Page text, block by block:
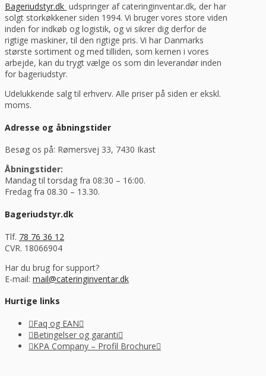
Bageriudstyr.dk udspringer af cateringinventar.dk, der har
solgt storkøkkener siden 1994. Vi bruger vores store viden
inden for indkøb og logistik, og vi sikrer dig derfor de
rigtige maskiner, til den rigtige pris. Vi har Danmarks
største sortiment og med tilliden, som kernen i vores
arbejde, kan du trygt vælge os som din leverandør inden
for bageriudstyr.
Udelukkende salg til erhverv. Alle priser på siden er ekskl.
moms.
Adresse og åbningstider
Besøg os på: Rømersvej 33, 7430 Ikast
Åbningstider:
Mandag til torsdag fra 08:30 – 16:00.
Fredag fra 08.30 – 13.30.
Bageriudstyr.dk
Tlf. 78 76 36 12
CVR. 18066904
Har du brug for support?
E-mail: mail@cateringinventar.dk
Hurtige links
Faq og EAN
Betingelser og garanti
KPA Company – Profil Brochure